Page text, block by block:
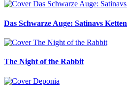
Das Schwarze Auge: Satinavs Ketten
The Night of the Rabbit